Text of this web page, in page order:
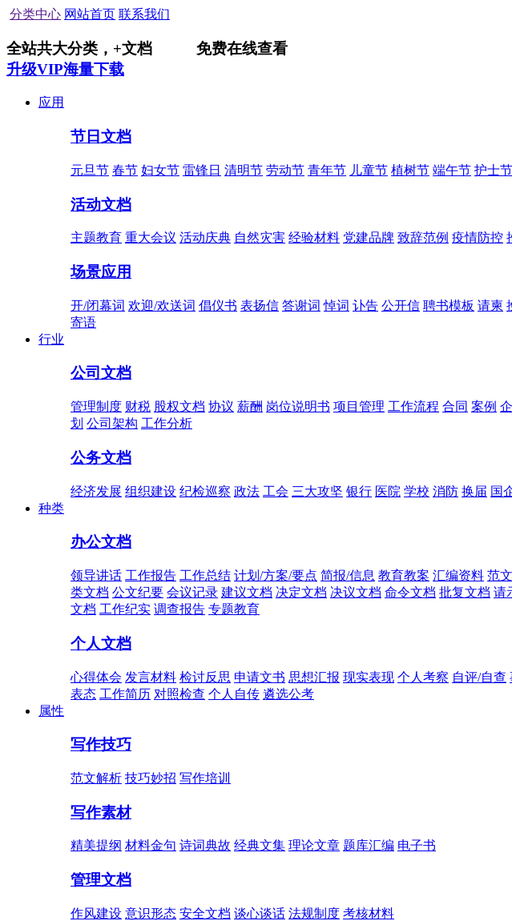
分类中心 网站首页 联系我们
全站共大分类， +文档
免费在线查看
升级VIP海量下载
应用
节日文档
元旦节 春节 妇女节 雷锋日 清明节 劳动节 青年节 儿童节 植树节 端午节 护士节
活动文档
主题教育 重大会议 活动庆典 自然灾害 经验材料 党建品牌 致辞范例 疫情防控
场景应用
开/闭幕词 欢迎/欢送词 倡仪书 表扬信 答谢词 悼词 讣告 公开信 聘书模板 请柬
寄语
行业
公司文档
管理制度 财税 股权文档 协议 薪酬 岗位说明书 项目管理 工作流程 合同 案例
划 公司架构 工作分析
公务文档
经济发展 组织建设 纪检巡察 政法 工会 三大攻坚 银行 医院 学校 消防 换届 国
种类
办公文档
领导讲话 工作报告 工作总结 计划/方案/要点 简报/信息 教育教案 汇编资料 范
类文档 公文纪要 会议记录 建议文档 决定文档 决议文档 命令文档 批复文档 请
文档 工作纪实 调查报告 专题教育
个人文档
心得体会 发言材料 检讨反思 申请文书 思想汇报 现实表现 个人考察 自评/自查
表态 工作简历 对照检查 个人自传 遴选公考
属性
写作技巧
范文解析 技巧妙招 写作培训
写作素材
精美提纲 材料金句 诗词典故 经典文集 理论文章 题库汇编 电子书
管理文档
作风建设 意识形态 安全文档 谈心谈话 法规制度 考核材料